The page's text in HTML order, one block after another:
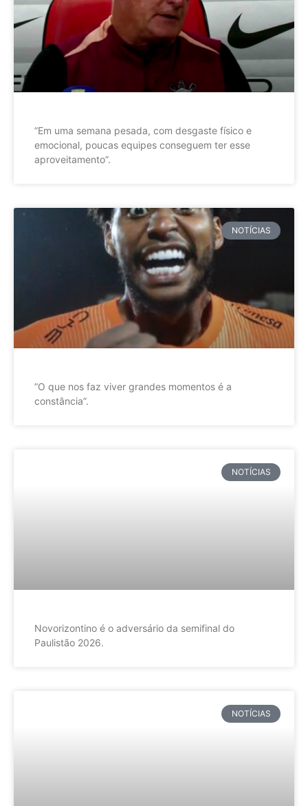
”Em uma semana pesada, com desgaste físico e
emocional, poucas equipes conseguem ter esse
aproveitamento”.
NOTÍCIAS
”O que nos faz viver grandes momentos é a
constância”.
NOTÍCIAS
Novorizontino é o adversário da semifinal do
Paulistão 2026.
NOTÍCIAS